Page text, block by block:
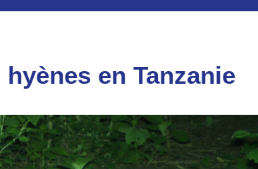
en Tanzanie